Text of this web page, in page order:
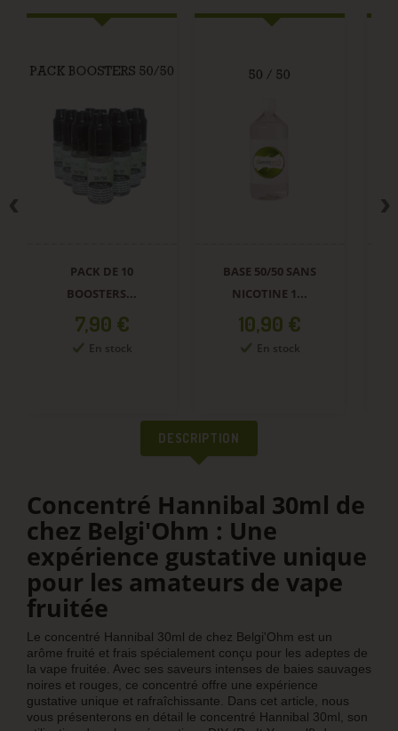
PACK DE 10
BOOSTERS...
Prix
7,90 €
En stock
BASE 50/50 SANS
NICOTINE 1...
Prix
10,90 €
En stock
DESCRIPTION
Concentré Hannibal 30ml de
chez Belgi'Ohm : Une
expérience gustative unique
pour les amateurs de vape
fruitée
Le concentré Hannibal 30ml de chez Belgi'Ohm est un
arôme fruité et frais spécialement conçu pour les adeptes de
la vape fruitée. Avec ses saveurs intenses de baies sauvages
noires et rouges, ce concentré offre une expérience
gustative unique et rafraîchissante. Dans cet article, nous
vous présenterons en détail le concentré Hannibal 30ml, son